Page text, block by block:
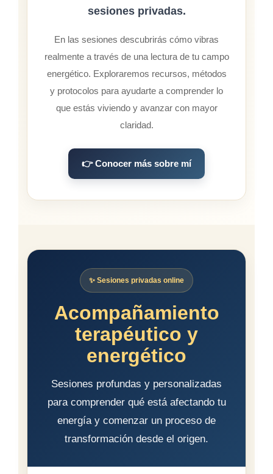
sesiones privadas.
En las sesiones descubrirás cómo vibras
realmente a través de una lectura de tu campo
energético. Exploraremos recursos, métodos
y protocolos para ayudarte a comprender lo
que estás viviendo y avanzar con mayor
claridad.
👉 Conocer más sobre mí
✨ Sesiones privadas online
Acompañamiento
terapéutico y
energético
Sesiones profundas y personalizadas
para comprender qué está afectando tu
energía y comenzar un proceso de
transformación desde el origen.